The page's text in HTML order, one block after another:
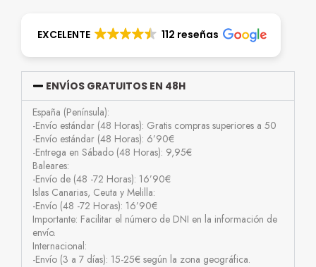
EXCELENTE 112 reseñas
ENVÍOS GRATUITOS EN 48H
España (Península):
-Envío estándar (48 Horas): Gratis compras superiores a 50
-Envío estándar (48 Horas): 6’90€
-Entrega en Sábado (48 Horas): 9,95€
Baleares:
-Envío de (48 -72 Horas): 16’90€
Islas Canarias, Ceuta y Melilla:
-Envío (48 -72 Horas): 16’90€
Importante: Facilitar el número de DNI en la información de
envío.
Internacional:
-Envío (3 a 7 días): 15-25€ según la zona geográfica.